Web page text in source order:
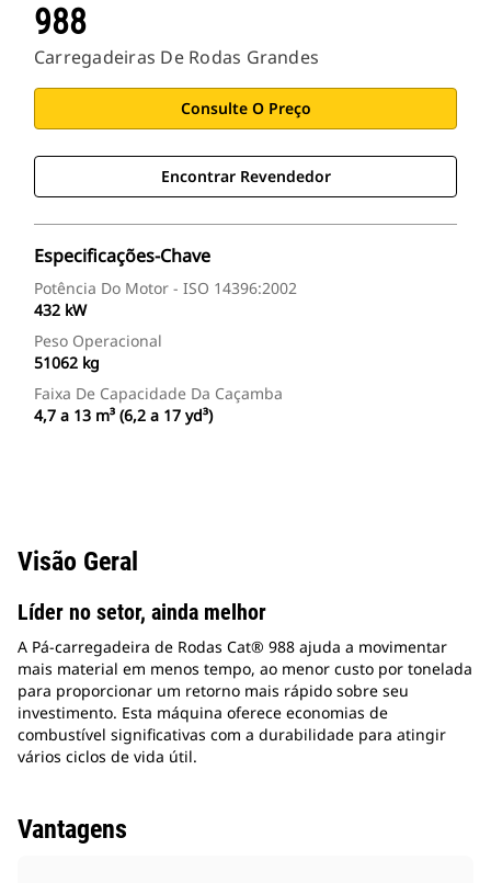
988
Carregadeiras De Rodas Grandes
Consulte O Preço
Encontrar Revendedor
Especificações-Chave
Potência Do Motor - ISO 14396:2002
432 kW
Peso Operacional
51062 kg
Faixa De Capacidade Da Caçamba
4,7 a 13 m³ (6,2 a 17 yd³)
Visão Geral
Líder no setor, ainda melhor
A Pá-carregadeira de Rodas Cat® 988 ajuda a movimentar
mais material em menos tempo, ao menor custo por tonelada
para proporcionar um retorno mais rápido sobre seu
investimento. Esta máquina oferece economias de
combustível significativas com a durabilidade para atingir
vários ciclos de vida útil.
Vantagens